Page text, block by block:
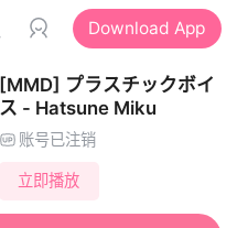
Download App
[MMD] プラスチックボイ
ス - Hatsune Miku
账号已注销
立即播放